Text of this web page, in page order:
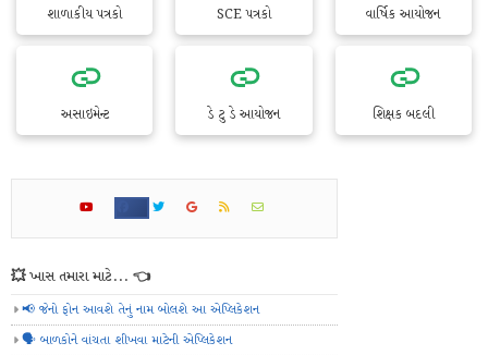
શાળાકીય પત્રકો SCE પત્રકો વાર્ષિક આયોજન
અસાઇમેન્ટ ડે ટુ ડે આયોજન શિક્ષક બદલી
💥 ખાસ તમારા માટે... 👈
📢 જેનો ફોન આવશે તેનું નામ બોલશે આ એપ્લિકેશન
🗣️ બાળકોને વાંચતા શીખવા માટેની એપ્લિકેશન